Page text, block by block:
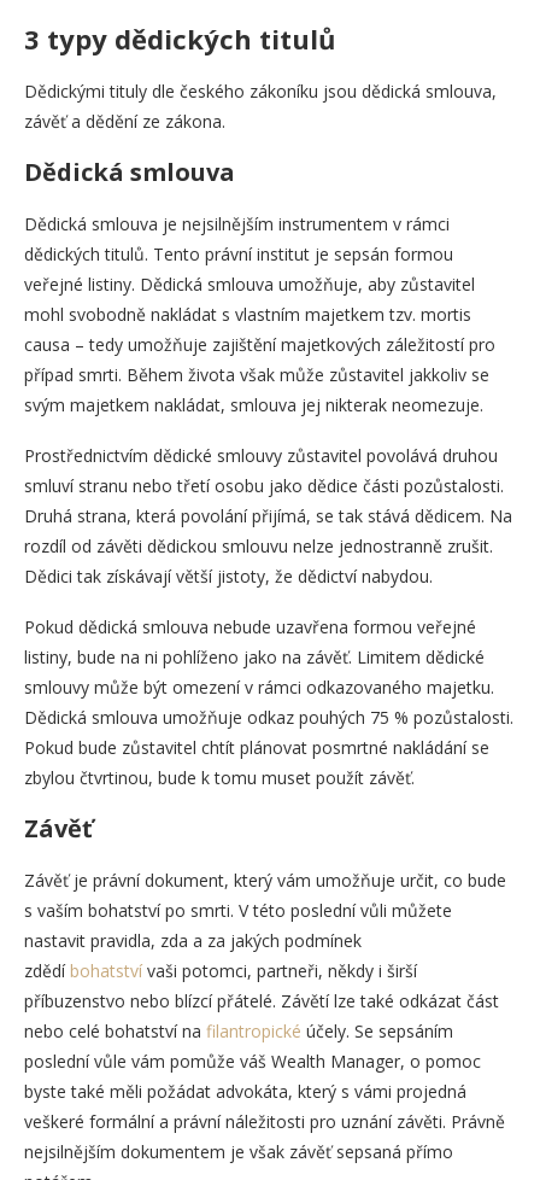
3 typy dědických titulů
Dědickými tituly dle českého zákoníku jsou dědická smlouva,
závěť a dědění ze zákona.
Dědická smlouva
Dědická smlouva je nejsilnějším instrumentem v rámci
dědických titulů. Tento právní institut je sepsán formou
veřejné listiny. Dědická smlouva umožňuje, aby zůstavitel
mohl svobodně nakládat s vlastním majetkem tzv. mortis
causa – tedy umožňuje zajištění majetkových záležitostí pro
případ smrti. Během života však může zůstavitel jakkoliv se
svým majetkem nakládat, smlouva jej nikterak neomezuje.
Prostřednictvím dědické smlouvy zůstavitel povolává druhou
smluví stranu nebo třetí osobu jako dědice části pozůstalosti.
Druhá strana, která povolání přijímá, se tak stává dědicem. Na
rozdíl od závěti dědickou smlouvu nelze jednostranně zrušit.
Dědici tak získávají větší jistoty, že dědictví nabydou.
Pokud dědická smlouva nebude uzavřena formou veřejné
listiny, bude na ni pohlíženo jako na závěť. Limitem dědické
smlouvy může být omezení v rámci odkazovaného majetku.
Dědická smlouva umožňuje odkaz pouhých 75 % pozůstalosti.
Pokud bude zůstavitel chtít plánovat posmrtné nakládání se
zbylou čtvrtinou, bude k tomu muset použít závěť.
Závěť
Závěť je právní dokument, který vám umožňuje určit, co bude
s vaším bohatství po smrti. V této poslední vůli můžete
nastavit pravidla, zda a za jakých podmínek
zdědí bohatství vaši potomci, partneři, někdy i širší
příbuzenstvo nebo blízcí přátelé. Závětí lze také odkázat část
nebo celé bohatství na filantropické účely. Se sepsáním
poslední vůle vám pomůže váš Wealth Manager, o pomoc
byste také měli požádat advokáta, který s vámi projedná
veškeré formální a právní náležitosti pro uznání závěti. Právně
nejsilnějším dokumentem je však závěť sepsaná přímo